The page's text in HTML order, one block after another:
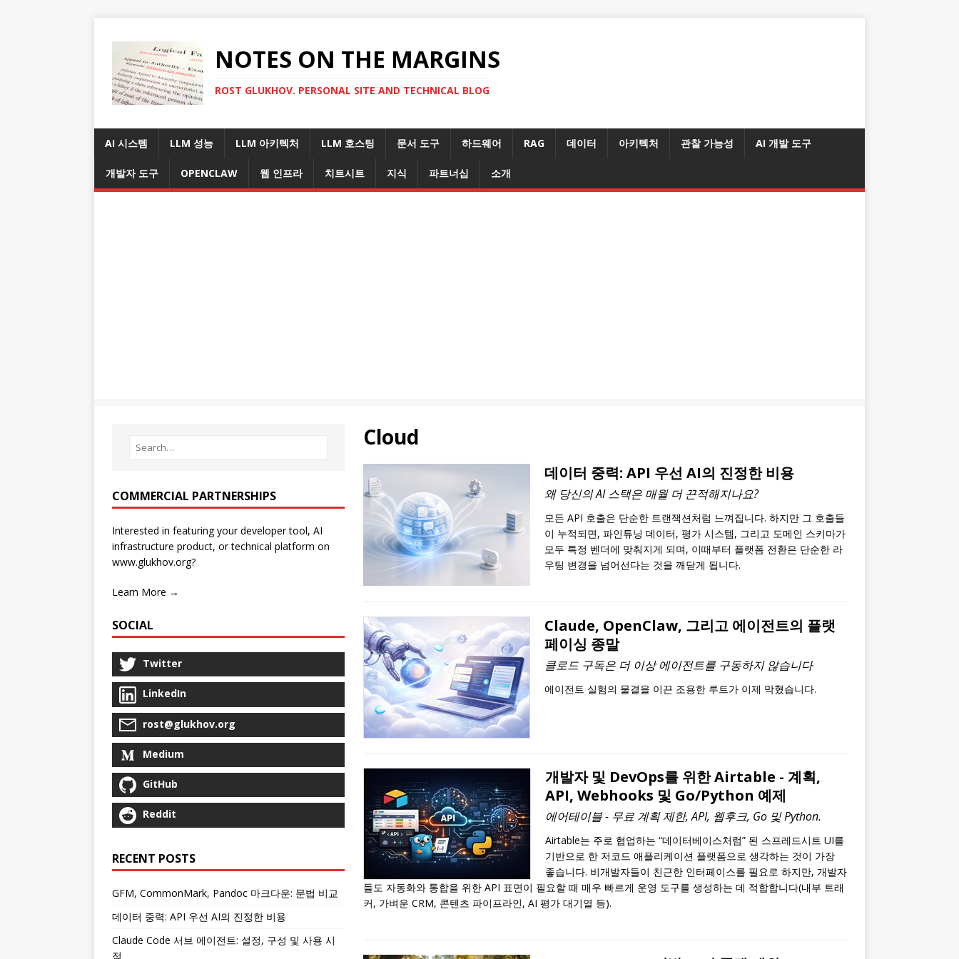
NOTES ON THE MARGINS
ROST GLUKHOV. PERSONAL SITE AND TECHNICAL BLOG
AI 시스템 LLM 성능 LLM 아키텍처 LLM 호스팅 문서 도구 하드웨어 RAG 데이터 아키텍처 관찰 가능성 AI 개발 도구
개발자 도구 OPENCLAW 웹 인프라 치트시트 지식 파트너십 소개
Cloud
데이터 중력: API 우선 AI의 진정한 비용
왜 당신의 AI 스택은 매월 더 끈적해지나요?
모든 API 호출은 단순한 트랜잭션처럼 느껴집니다. 하지만 그 호출들
이 누적되면, 파인튜닝 데이터, 평가 시스템, 그리고 도메인 스키마가
모두 특정 벤더에 맞춰지게 되며, 이때부터 플랫폼 전환은 단순한 라
우팅 변경을 넘어선다는 것을 깨닫게 됩니다.
Claude, OpenClaw, 그리고 에이전트의 플랫
페이싱 종말
클로드 구독은 더 이상 에이전트를 구동하지 않습니다
에이전트 실험의 물결을 이끈 조용한 루트가 이제 막혔습니다.
개발자 및 DevOps를 위한 Airtable - 계획,
API, Webhooks 및 Go/Python 예제
에어테이블 - 무료 계획 제한, API, 웹후크, Go 및 Python.
Airtable는 주로 협업하는 “데이터베이스처럼” 된 스프레드시트 UI를
기반으로 한 저코드 애플리케이션 플랫폼으로 생각하는 것이 가장
좋습니다. 비개발자들이 친근한 인터페이스를 필요로 하지만, 개발자
들도 자동화와 통합을 위한 API 표면이 필요할 때 매우 빠르게 운영 도구를 생성하는 데 적합합니다(내부 트래
커, 가벼운 CRM, 콘텐츠 파이프라인, AI 평가 대기열 등).
COMMERCIAL PARTNERSHIPS
Interested in featuring your developer tool, AI
infrastructure product, or technical platform on
www.glukhov.org?
Learn More →
SOCIAL
Twitter
LinkedIn
rost@glukhov.org
Medium
GitHub
Reddit
RECENT POSTS
GFM, CommonMark, Pandoc 마크다운: 문법 비교
데이터 중력: API 우선 AI의 진정한 비용
Claude Code 서브 에이전트: 설정, 구성 및 사용 시
점